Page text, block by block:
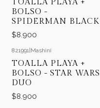
BOLSO -
SPIDERMAN BLACK
$8.900
821991|Mashini
TOALLA PLAYA +
BOLSO - STAR WARS
DUO
$8.900